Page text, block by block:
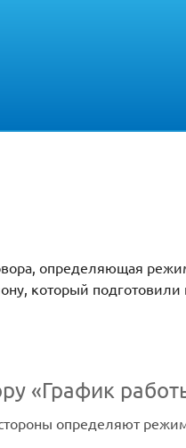
определяющая
который
«График
определяют